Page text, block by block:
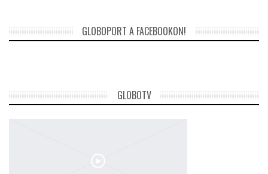
GLOBOPORT A FACEBOOKON!
GLOBOTV